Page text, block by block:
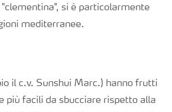
si è particolarmente
mediterranee.
il c.v. Sunshui Marc.) hanno frutti
più facili da sbucciare rispetto alla